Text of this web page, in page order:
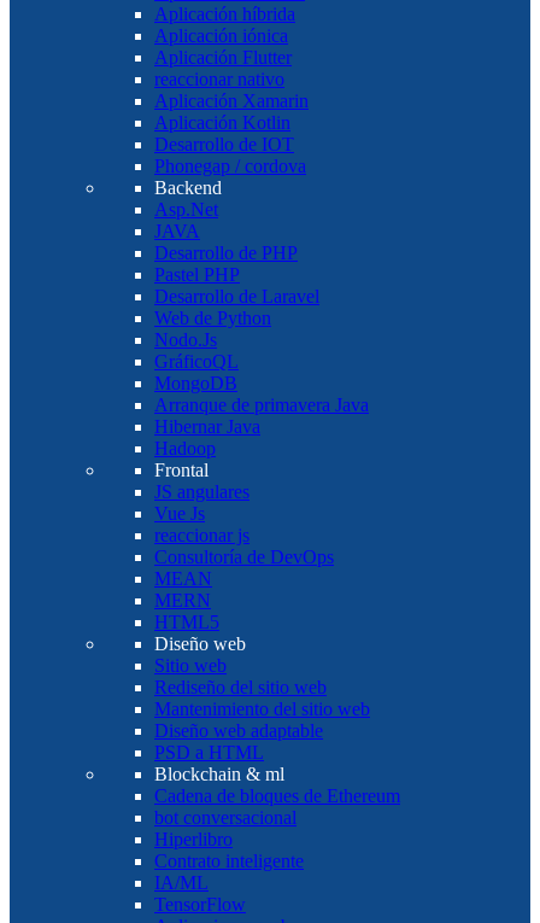
Aplicación híbrida
Aplicación iónica
Aplicación Flutter
reaccionar nativo
Aplicación Xamarin
Aplicación Kotlin
Desarrollo de IOT
Phonegap / cordova
Backend
Asp.Net
JAVA
Desarrollo de PHP
Pastel PHP
Desarrollo de Laravel
Web de Python
Nodo.Js
GráficoQL
MongoDB
Arranque de primavera Java
Hibernar Java
Hadoop
Frontal
JS angulares
Vue Js
reaccionar js
Consultoría de DevOps
MEAN
MERN
HTML5
Diseño web
Sitio web
Rediseño del sitio web
Mantenimiento del sitio web
Diseño web adaptable
PSD a HTML
Blockchain & ml
Cadena de bloques de Ethereum
bot conversacional
Hiperlibro
Contrato inteligente
IA/ML
TensorFlow